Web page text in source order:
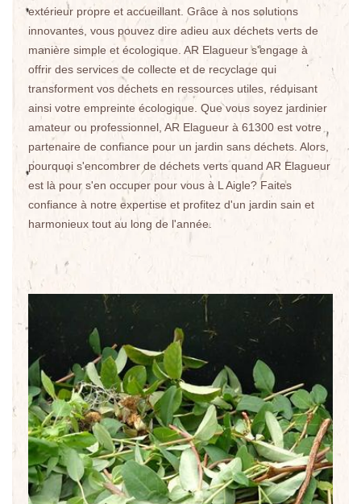
extérieur propre et accueillant. Grâce à nos solutions
innovantes, vous pouvez dire adieu aux déchets verts de
manière simple et écologique. AR Elagueur s'engage à
offrir des services de collecte et de recyclage qui
transforment vos déchets en ressources utiles, réduisant
ainsi votre empreinte écologique. Que vous soyez jardinier
amateur ou professionnel, AR Elagueur à 61300 est votre
partenaire de confiance pour un jardin sans déchets. Alors,
pourquoi s'encombrer de déchets verts quand AR Elagueur
est là pour s'en occuper pour vous à L Aigle? Faites
confiance à notre expertise et profitez d'un jardin sain et
harmonieux tout au long de l'année.